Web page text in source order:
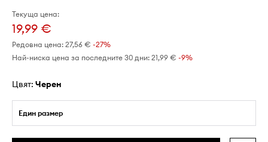
Текуща цена:
19,99 €
Редовна цена: 27,56 € -27%
Най-ниска цена за последните 30 дни: 21,99 € -9%
Цвят: черен
Един размер